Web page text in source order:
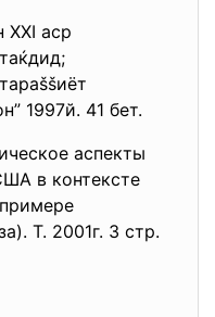
XXI аср
1997й. 41 бет.
аспекты
в контексте
Т. 2001г. 3 стр.